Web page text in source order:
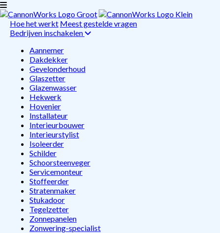
Hoe het werkt Meest gestelde vragen
Bedrijven inschakelen
Aannemer
Dakdekker
Gevelonderhoud
Glaszetter
Glazenwasser
Hekwerk
Hovenier
Installateur
Interieurbouwer
Interieurstylist
Isoleerder
Schilder
Schoorsteenveger
Servicemonteur
Stoffeerder
Stratenmaker
Stukadoor
Tegelzetter
Zonnepanelen
Zonwering-specialist